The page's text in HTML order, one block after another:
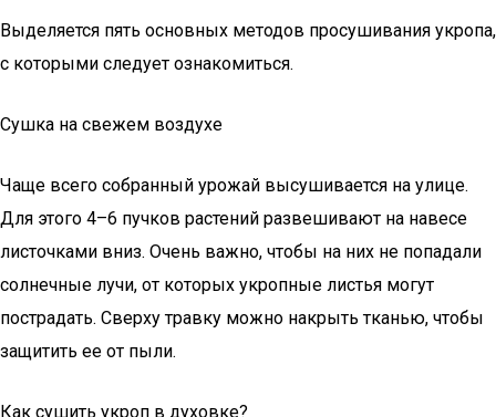
Выделяется пять основных методов просушивания укропа,
с которыми следует ознакомиться.
Сушка на свежем воздухе
Чаще всего собранный урожай высушивается на улице.
Для этого 4–6 пучков растений развешивают на навесе
листочками вниз. Очень важно, чтобы на них не попадали
солнечные лучи, от которых укропные листья могут
пострадать. Сверху травку можно накрыть тканью, чтобы
защитить ее от пыли.
Как сушить укроп в духовке?